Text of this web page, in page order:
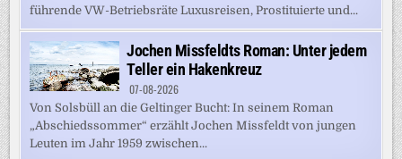
führende VW-Betriebsräte Luxusreisen, Prostituierte und...
Jochen Missfeldts Roman: Unter jedem
Teller ein Hakenkreuz
07-08-2026
Von Solsbüll an die Geltinger Bucht: In seinem Roman
„Abschiedssommer“ erzählt Jochen Missfeldt von jungen
Leuten im Jahr 1959 zwischen...